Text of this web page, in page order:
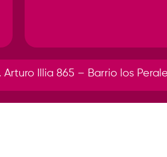
Arturo Illia 865 – Barrio los